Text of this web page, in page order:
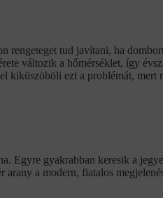
rengeteget tud javítani, ha
változik a hőmérséklet, így
kiküszöböli ezt a problémát,
Egyre gyakrabban keresik a
a modern, fiatalos